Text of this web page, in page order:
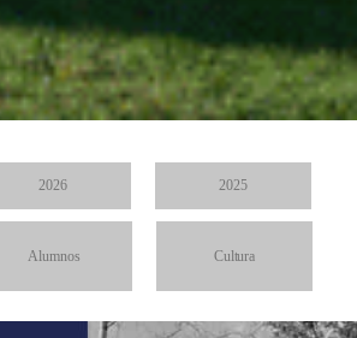
2026 2025
Alumnos Cultura